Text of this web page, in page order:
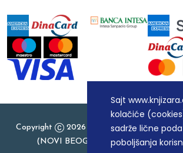
Sajt
kolačiće
sadrže lične
poboljšanja
Copyright
2026 Knjizara.com - MAKART
(NOVI BEOGRAD), PIB: 105184104,